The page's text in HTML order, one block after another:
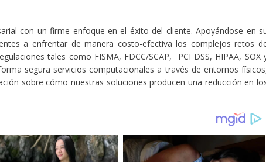
con un firme enfoque en el éxito del cliente. Apoyándose en
a enfrentar de manera costo-efectiva los complejos retos
tales como FISMA, FDCC/SCAP, PCI DSS, HIPAA, SOX
segura servicios computacionales a través de entornos
sobre cómo nuestras soluciones producen una reducción en